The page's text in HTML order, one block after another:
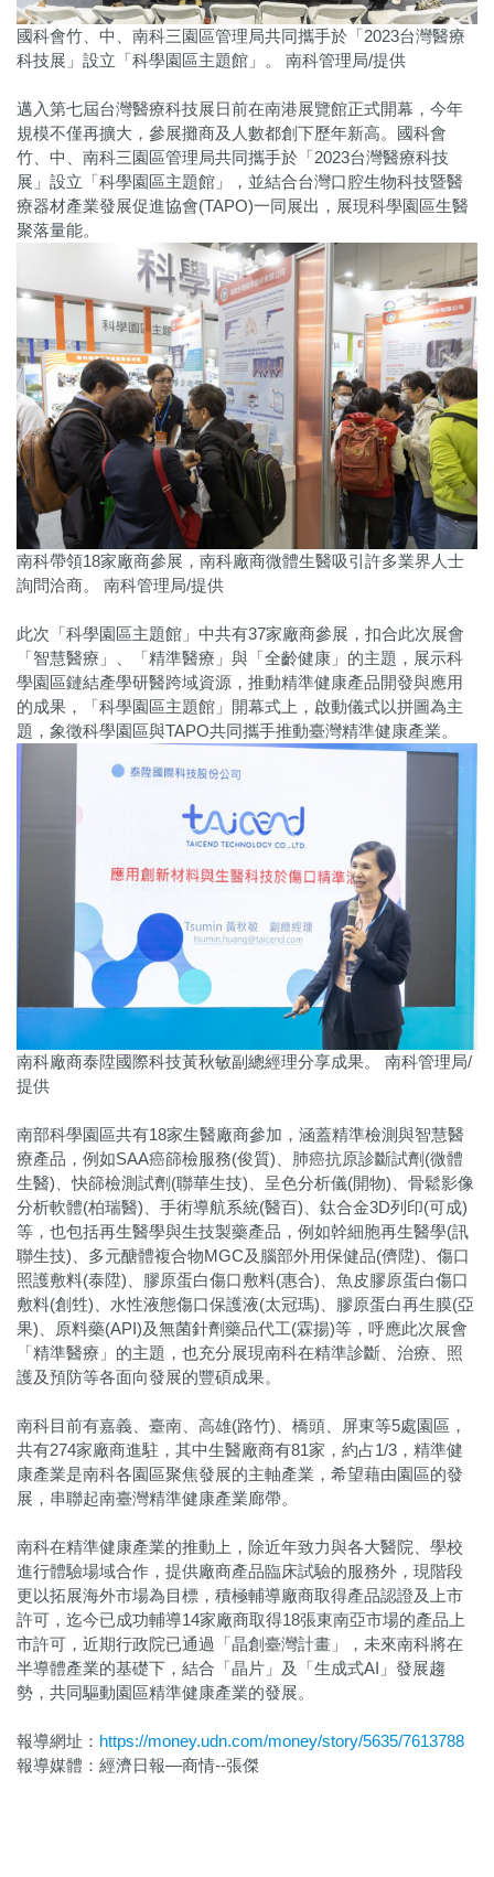
國科會竹、中、南科三園區管理局共同攜手於「2023台灣醫療
科技展」設立「科學園區主題館」。 南科管理局/提供
邁入第七屆台灣醫療科技展日前在南港展覽館正式開幕，今年
規模不僅再擴大，參展攤商及人數都創下歷年新高。國科會
竹、中、南科三園區管理局共同攜手於「2023台灣醫療科技
展」設立「科學園區主題館」，並結合台灣口腔生物科技暨醫
療器材產業發展促進協會(TAPO)一同展出，展現科學園區生醫
聚落量能。
南科帶領18家廠商參展，南科廠商微體生醫吸引許多業界人士
詢問洽商。 南科管理局/提供
此次「科學園區主題館」中共有37家廠商參展，扣合此次展會
「智慧醫療」、「精準醫療」與「全齡健康」的主題，展示科
學園區鏈結產學研醫跨域資源，推動精準健康產品開發與應用
的成果，「科學園區主題館」開幕式上，啟動儀式以拼圖為主
題，象徵科學園區與TAPO共同攜手推動臺灣精準健康產業。
南科廠商泰陞國際科技黃秋敏副總經理分享成果。 南科管理局/
提供
南部科學園區共有18家生醫廠商參加，涵蓋精準檢測與智慧醫
療產品，例如SAA癌篩檢服務(俊質)、肺癌抗原診斷試劑(微體
生醫)、快篩檢測試劑(聯華生技)、呈色分析儀(開物)、骨鬆影像
分析軟體(柏瑞醫)、手術導航系統(醫百)、鈦合金3D列印(可成)
等，也包括再生醫學與生技製藥產品，例如幹細胞再生醫學(訊
聯生技)、多元醣體複合物MGC及腦部外用保健品(儕陞)、傷口
照護敷料(泰陞)、膠原蛋白傷口敷料(惠合)、魚皮膠原蛋白傷口
敷料(創甡)、水性液態傷口保護液(太冠瑪)、膠原蛋白再生膜(亞
果)、原料藥(API)及無菌針劑藥品代工(霖揚)等，呼應此次展會
「精準醫療」的主題，也充分展現南科在精準診斷、治療、照
護及預防等各面向發展的豐碩成果。
南科目前有嘉義、臺南、高雄(路竹)、橋頭、屏東等5處園區，
共有274家廠商進駐，其中生醫廠商有81家，約占1/3，精準健
康產業是南科各園區聚焦發展的主軸產業，希望藉由園區的發
展，串聯起南臺灣精準健康產業廊帶。
南科在精準健康產業的推動上，除近年致力與各大醫院、學校
進行體驗場域合作，提供廠商產品臨床試驗的服務外，現階段
更以拓展海外市場為目標，積極輔導廠商取得產品認證及上市
許可，迄今已成功輔導14家廠商取得18張東南亞市場的產品上
市許可，近期行政院已通過「晶創臺灣計畫」，未來南科將在
半導體產業的基礎下，結合「晶片」及「生成式AI」發展趨
勢，共同驅動園區精準健康產業的發展。
報導網址： https://money.udn.com/money/story/5635/7613788
報導媒體：經濟日報—商情--張傑